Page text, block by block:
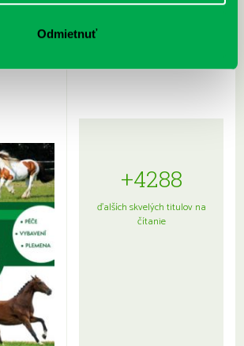
Odmietnuť
oblohe
Hardy, Paula: Japonsko na tanieri:
kompletný sprievodca
+4288
ďalších skvelých titulov na
čítanie